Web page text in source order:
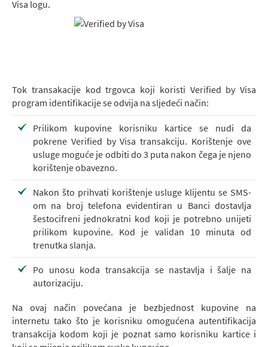
Visa logu.
Tok transakacije kod trgovca koji koristi Verified by Visa
program identifikacije se odvija na sljedeći način:
Prilikom kupovine korisniku kartice se nudi da
pokrene Verified by Visa transakciju. Korištenje ove
usluge moguće je odbiti do 3 puta nakon čega je njeno
korištenje obavezno.
Nakon što prihvati korištenje usluge klijentu se SMS-
om na broj telefona evidentiran u Banci dostavlja
šestocifreni jednokratni kod koji je potrebno unijeti
prilikom kupovine. Kod je validan 10 minuta od
trenutka slanja.
Po unosu koda transakcija se nastavlja i šalje na
autorizaciju.
Na ovaj način povećana je bezbjednost kupovine na
internetu tako što je korisniku omogućena autentifikacija
transakcija kodom koji je poznat samo korisniku kartice i